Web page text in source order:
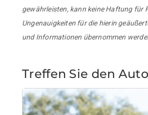
gewährleisten, kann keine Haftung für
Ungenauigkeiten für die hierin
und Informationen übernommen
Treffen Sie den